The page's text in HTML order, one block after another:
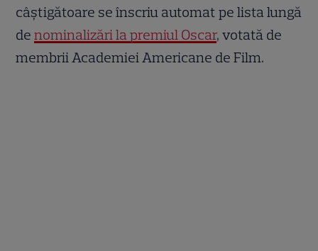
câștigătoare se înscriu automat pe lista lungă
denominalizări la premiul Oscar, votată de
membrii Academiei Americane de Film.